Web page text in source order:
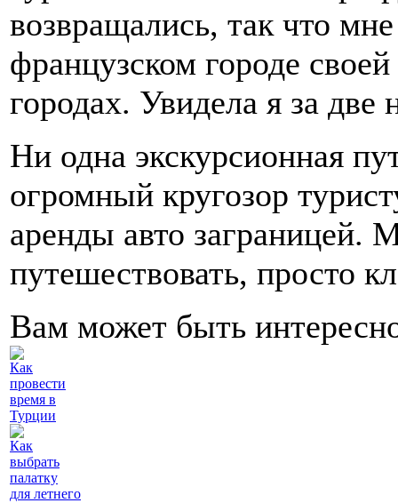
возвращались, так что
французском городе
городах. Увидела я за две
Ни одна экскурсионная
огромный кругозор
аренды авто заграницей.
путешествовать, просто
Вам может быть
Как
провести
время в
Турции
Как
выбрать
палатку
для летнего